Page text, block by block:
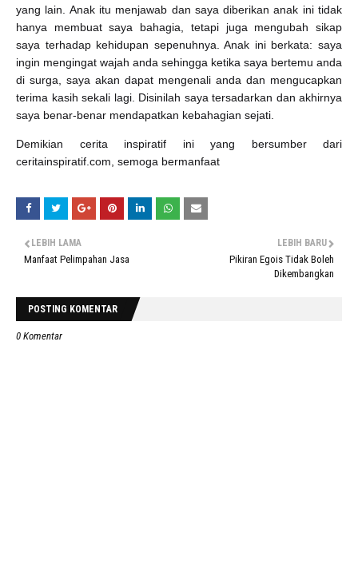
yang lain. Anak itu menjawab dan saya diberikan anak ini tidak
hanya membuat saya bahagia, tetapi juga mengubah sikap
saya terhadap kehidupan sepenuhnya. Anak ini berkata: saya
ingin mengingat wajah anda sehingga ketika saya bertemu anda
di surga, saya akan dapat mengenali anda dan mengucapkan
terima kasih sekali lagi. Disinilah saya tersadarkan dan akhirnya
saya benar-benar mendapatkan kebahagian sejati.
Demikian cerita inspiratif ini yang bersumber dari
ceritainspiratif.com, semoga bermanfaat
LEBIH BARU
Pikiran Egois Tidak Boleh
Dikembangkan
LEBIH LAMA
Manfaat Pelimpahan Jasa
POSTING KOMENTAR
0 Komentar